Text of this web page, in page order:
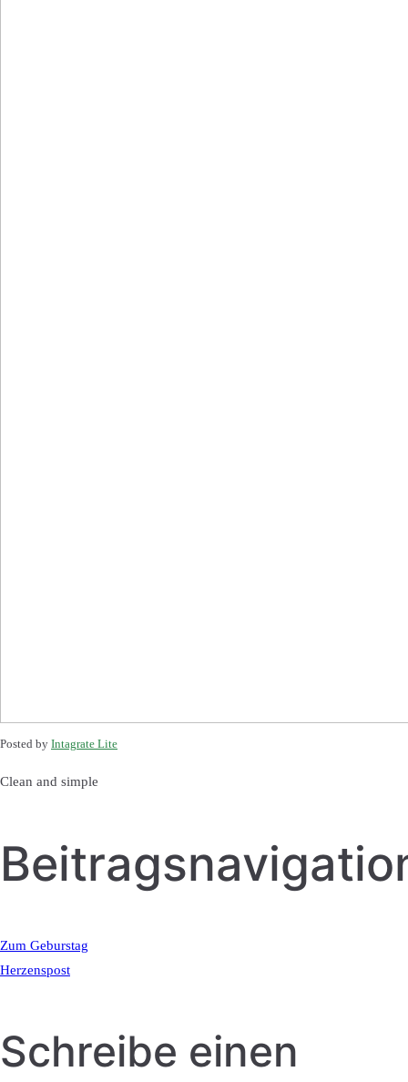
Posted by Intagrate Lite
Clean and simple
Zum Geburstag
Herzenspost
Schreibe einen